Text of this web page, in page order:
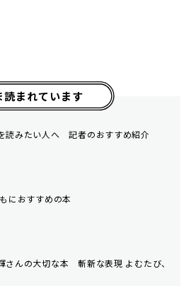
読まれています
読みたい人へ 記者のおすすめ紹介
におすすめの本
さんの大切な本 斬新な表現 よむたび、